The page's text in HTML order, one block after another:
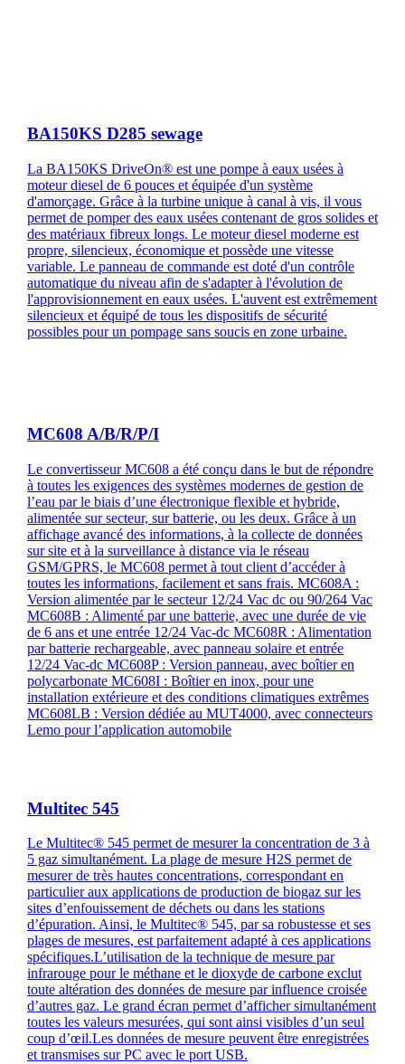
BA150KS D285 sewage
La BA150KS DriveOn® est une pompe à eaux usées à
moteur diesel de 6 pouces et équipée d'un système
d'amorçage. Grâce à la turbine unique à canal à vis, il vous
permet de pomper des eaux usées contenant de gros solides et
des matériaux fibreux longs. Le moteur diesel moderne est
propre, silencieux, économique et possède une vitesse
variable. Le panneau de commande est doté d'un contrôle
automatique du niveau afin de s'adapter à l'évolution de
l'approvisionnement en eaux usées. L'auvent est extrêmement
silencieux et équipé de tous les dispositifs de sécurité
possibles pour un pompage sans soucis en zone urbaine.
MC608 A/B/R/P/I
Le convertisseur MC608 a été conçu dans le but de répondre
à toutes les exigences des systèmes modernes de gestion de
l’eau par le biais d’une électronique flexible et hybride,
alimentée sur secteur, sur batterie, ou les deux. Grâce à un
affichage avancé des informations, à la collecte de données
sur site et à la surveillance à distance via le réseau
GSM/GPRS, le MC608 permet à tout client d’accéder à
toutes les informations, facilement et sans frais. MC608A :
Version alimentée par le secteur 12/24 Vac dc ou 90/264 Vac
MC608B : Alimenté par une batterie, avec une durée de vie
de 6 ans et une entrée 12/24 Vac-dc MC608R : Alimentation
par batterie rechargeable, avec panneau solaire et entrée
12/24 Vac-dc MC608P : Version panneau, avec boîtier en
polycarbonate MC608I : Boîtier en inox, pour une
installation extérieure et des conditions climatiques extrêmes
MC608LB : Version dédiée au MUT4000, avec connecteurs
Lemo pour l’application automobile
Multitec 545
Le Multitec® 545 permet de mesurer la concentration de 3 à
5 gaz simultanément. La plage de mesure H2S permet de
mesurer de très hautes concentrations, correspondant en
particulier aux applications de production de biogaz sur les
sites d’enfouissement de déchets ou dans les stations
d’épuration. Ainsi, le Multitec® 545, par sa robustesse et ses
plages de mesures, est parfaitement adapté à ces applications
spécifiques.L’utilisation de la technique de mesure par
infrarouge pour le méthane et le dioxyde de carbone exclut
toute altération des données de mesure par influence croisée
d’autres gaz. Le grand écran permet d’afficher simultanément
toutes les valeurs mesurées, qui sont ainsi visibles d’un seul
coup d’œil.Les données de mesure peuvent être enregistrées
et transmises sur PC avec le port USB.